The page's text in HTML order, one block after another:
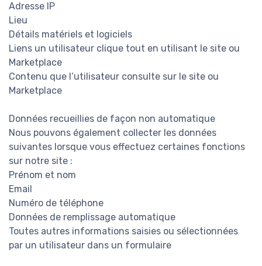
Adresse IP
Lieu
Détails matériels et logiciels
Liens un utilisateur clique tout en utilisant le site ou
Marketplace
Contenu que l’utilisateur consulte sur le site ou
Marketplace
Données recueillies de façon non automatique
Nous pouvons également collecter les données
suivantes lorsque vous effectuez certaines fonctions
sur notre site :
Prénom et nom
Email
Numéro de téléphone
Données de remplissage automatique
Toutes autres informations saisies ou sélectionnées
par un utilisateur dans un formulaire